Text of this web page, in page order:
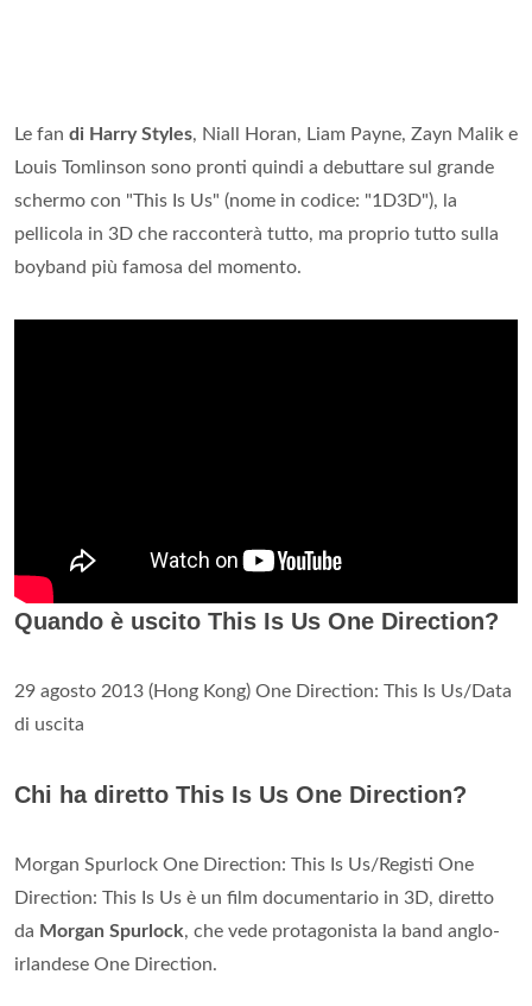
Le fan di Harry Styles, Niall Horan, Liam Payne, Zayn Malik e
Louis Tomlinson sono pronti quindi a debuttare sul grande
schermo con "This Is Us" (nome in codice: "1D3D"), la
pellicola in 3D che racconterà tutto, ma proprio tutto sulla
boyband più famosa del momento.
Quando è uscito This Is Us One Direction?
29 agosto 2013 (Hong Kong) One Direction: This Is Us/Data
di uscita
Chi ha diretto This Is Us One Direction?
Morgan Spurlock One Direction: This Is Us/Registi One
Direction: This Is Us è un film documentario in 3D, diretto
da Morgan Spurlock, che vede protagonista la band anglo-
irlandese One Direction.